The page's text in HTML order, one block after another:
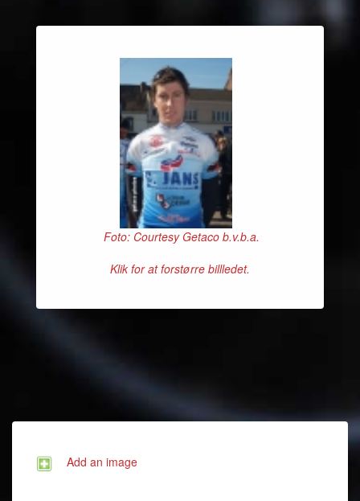
Foto: Courtesy Getaco b.v.b.a.
Klik for at forstørre billledet.
Add an image